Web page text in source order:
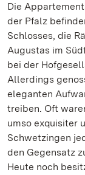
Die
der Pfalz
Schlosses, die
Augustas im
bei der
Allerdings
eleganten
treiben. Oft
umso exquisiter
Schwetzingen
den Gegensatz
Heute noch